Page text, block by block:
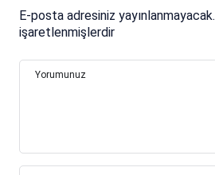
E-posta adresiniz yayınlanmayacak.
işaretlenmişlerdir
Yorumunuz